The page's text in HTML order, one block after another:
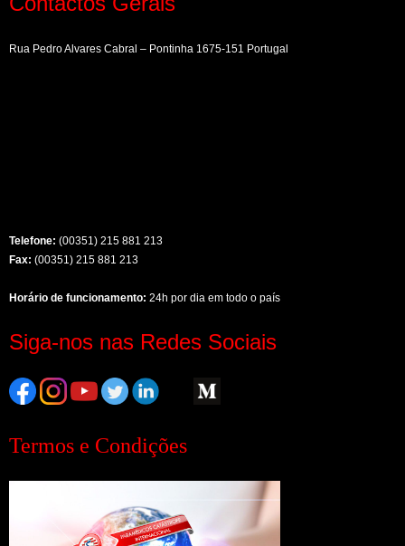
Rua Pedro Alvares Cabral – Pontinha 1675-151 Portugal
Telefone: (00351) 215 881 213
Fax: (00351) 215 881 213
Horário de funcionamento: 24h por dia em todo o país
Siga-nos nas Redes Sociais
Termos e Condições